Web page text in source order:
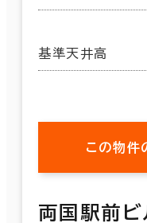
基準天井高
この物件
両国駅前